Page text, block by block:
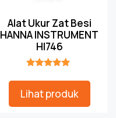
Alat Ukur Zat Besi
HANNA INSTRUMENT
HI746
Lihat produk